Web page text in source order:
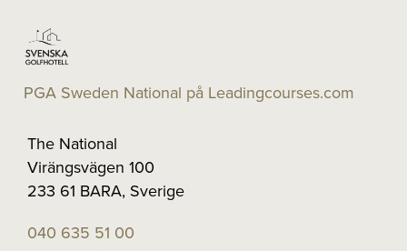
PGA Sweden National på Leadingcourses.com
The National
Virängsvägen 100
233 61 BARA, Sverige
040 635 51 00